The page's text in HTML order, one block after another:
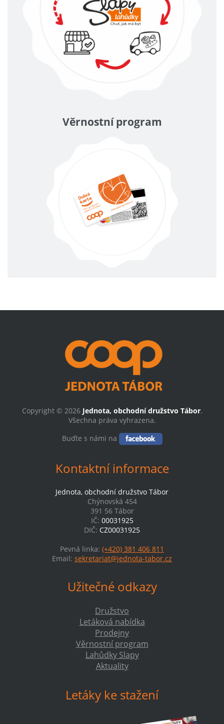
Věrnostní program
Copyright © 2026 Jednota, obchodní družstvo Tábor.
Všechna práva vyhrazena.
Buďte s námi na
Kontaktní informace
Jednota, obchodní družstvo Tábor
Chýnovská 454
391 56 Tábor
IČ: 00031925
DIČ: CZ00031925
Pevná linka: (+420) 381 406 811
Email: sekretariat@jednota-tabor.cz
Užitečné odkazy
Družstvo
Letáková nabídka
Prodejny
Věrnostní program
Lahůdky Slapy
Aktuality
Letáky ke stažení